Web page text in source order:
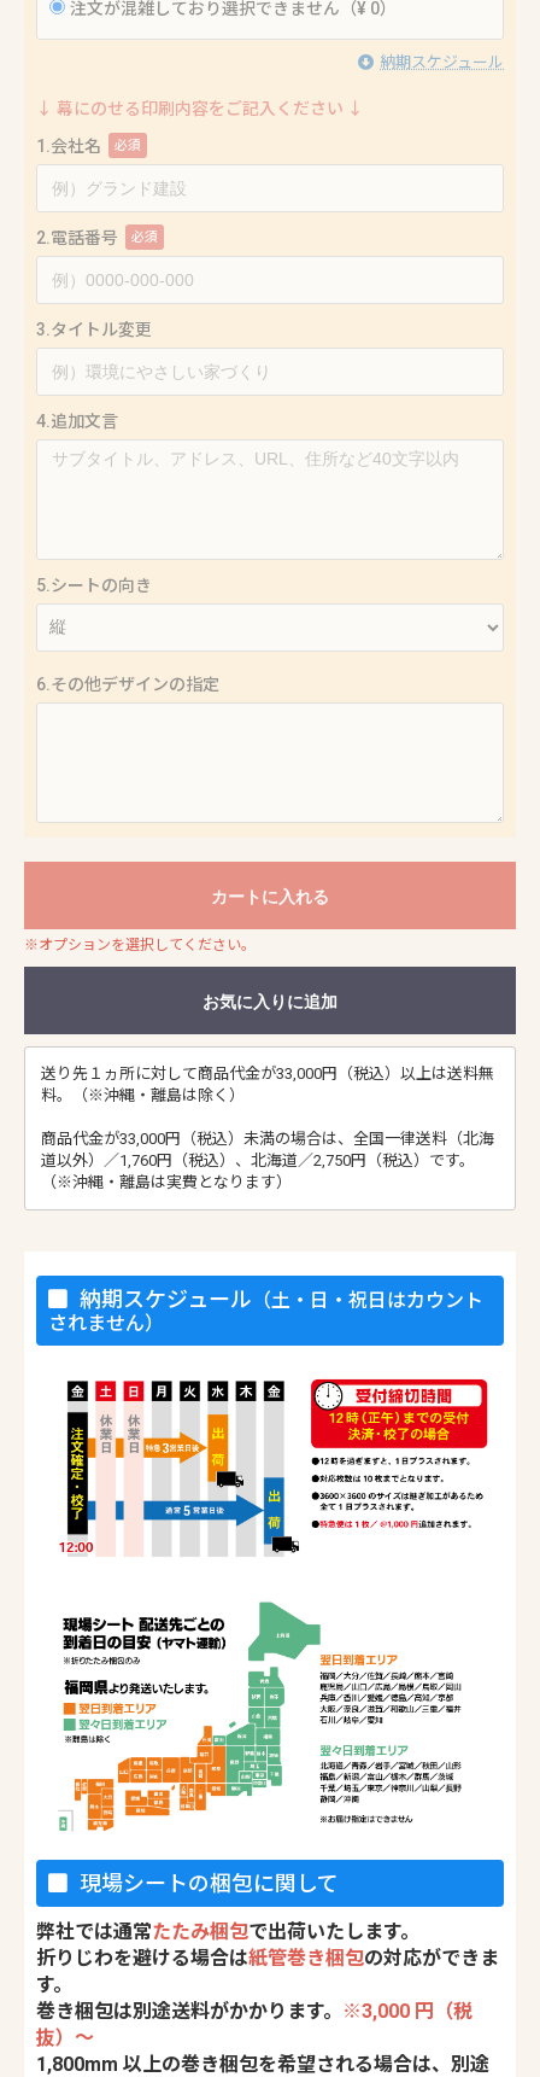
注文が混雑しており選択できません（¥ 0）
納期スケジュール
↓ 幕にのせる印刷内容をご記入ください ↓
1.会社名
必須
2.電話番号 必須
3.タイトル変更
4.追加文言
5.シートの向き
6.その他デザインの指定
カートに入れる
※オプションを選択してください。
お気に入りに追加
送り先１ヵ所に対して商品代金が33,000円（税込）以上は送料無
料。（※沖縄・離島は除く）
商品代金が33,000円（税込）未満の場合は、全国一律送料（北海
道以外）／1,760円（税込）、北海道／2,750円（税込）です。
（※沖縄・離島は実費となります）
納期スケジュール （土・日・祝日はカウント
されません）
現場シートの梱包に関して
弊社では通常たたみ梱包で出荷いたします。
折りじわを避ける場合は紙管巻き梱包の対応ができま
す。
巻き梱包は別途送料がかかります。
※3,000 円（税
抜）〜
1,800mm 以上の巻き梱包を希望される場合は、別途